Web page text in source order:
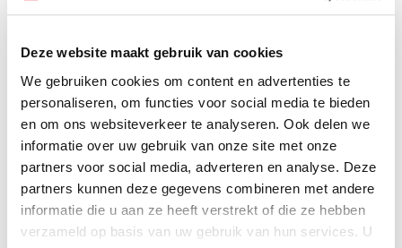
Deze website maakt gebruik van cookies
We gebruiken cookies om content en advertenties te
personaliseren, om functies voor social media te bieden
en om ons websiteverkeer te analyseren. Ook delen we
informatie over uw gebruik van onze site met onze
partners voor social media, adverteren en analyse. Deze
partners kunnen deze gegevens combineren met andere
informatie die u aan ze heeft verstrekt of die ze hebben
verzameld op basis van uw gebruik van hun services. U
Henko Dun met zijn vrouw en kinderen in hun winkel aan de
Geldersekade hoek Stormsteeg.